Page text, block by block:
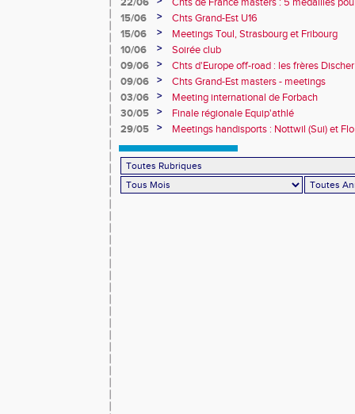
15/06
>
Chts Grand-Est U16
15/06
>
Meetings Toul, Strasbourg et Fribourg
10/06
>
Soirée club
09/06
>
Chts d'Europe off-road : les frères
09/06
>
Chts Grand-Est masters - meetings
03/06
>
Meeting international de Forbach
30/05
>
Finale régionale Equip'athlé
29/05
> Meetings handisports : Nottwil (Sui) et